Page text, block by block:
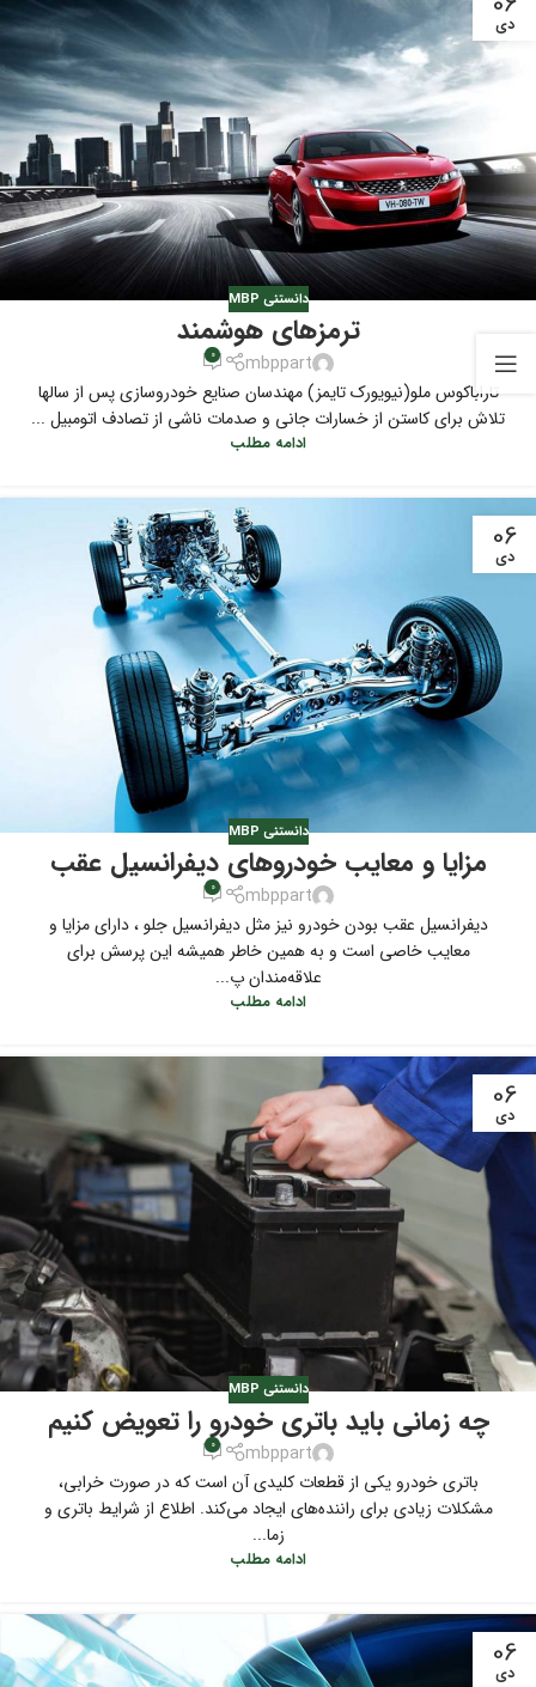
دی
دانستنی MBP
ترمزهای هوشمند
mbppart
0
تاراباکوس ملو(نیویورک تایمز) مهندسان صنایع خودروسازی پس از سالها
تلاش برای کاستن از خسارات جانی و صدمات ناشی از تصادف اتومبیل ...
ادامه مطلب
06
دی
دانستنی MBP
مزایا و معایب خودرو‌های دیفرانسیل عقب
mbppart
0
دیفرانسیل عقب بودن خودرو نیز مثل دیفرانسیل جلو ، دارای مزایا و
معایب خاصی است و به همین خاطر همیشه این پرسش برای
علاقه‌مندان پ...
ادامه مطلب
06
دی
دانستنی MBP
چه زمانی باید باتری خودرو را تعویض کنیم
mbppart
0
باتری خودرو یکی از قطعات کلیدی آن است که در صورت خرابی،
مشکلات زیادی برای راننده‌‌های ایجاد می‌کند. اطلاع از شرایط باتری و
زما...
ادامه مطلب
06
دی